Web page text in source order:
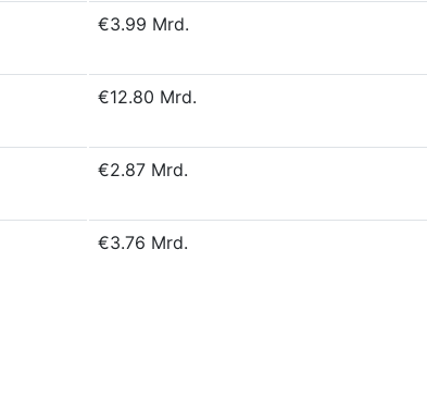
€3.99 Mrd.
€12.80 Mrd.
€2.87 Mrd.
€3.76 Mrd.